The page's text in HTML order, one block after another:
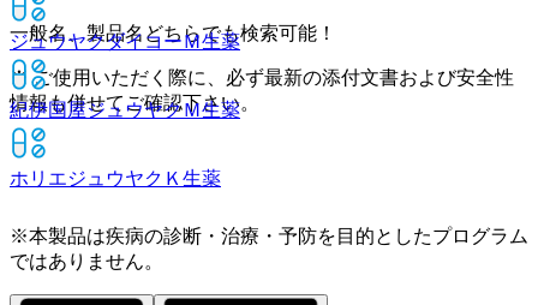
ジュウヤクダイコーＭ生薬
紀伊国屋ジュウヤクＭ生薬
ホリエジュウヤクＫ 生薬
一般名、製品名どちらでも検索可能！
※ ご使用いただく際に、必ず最新の添付文書および安全性
情報も併せてご確認下さい。
※本製品は疾病の診断・治療・予防を目的としたプログラム
ではありません。